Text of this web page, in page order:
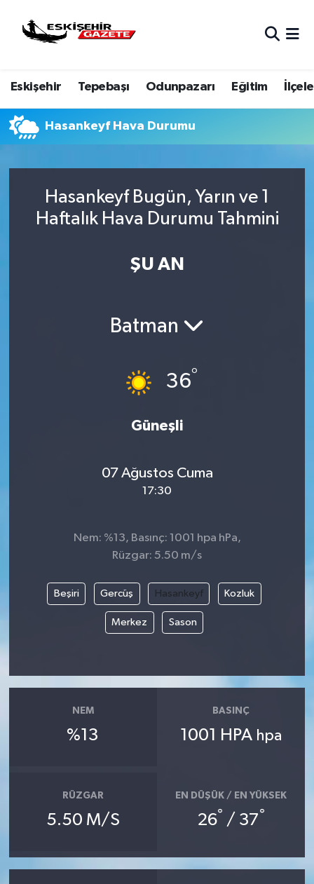
Eskişehir Tepebaşı Odunpazarı Eğitim
Hasankeyf Hava Durumu
Hasankeyf Bugün, Yarın ve 1
Haftalık Hava Durumu Tahmini
ŞU AN
Batman
36°
Güneşli
07 Ağustos Cuma
17:30
Nem: %13, Basınç: 1001 hpa hPa,
Rüzgar: 5.50 m/s
Beşiri Gercüş Hasankeyf Kozluk
Merkez Sason
NEM
%13
BASINÇ
1001 HPA hpa
RÜZGAR
5.50 M/S
EN DÜŞÜK / EN YÜKSEK
26° / 37°
Hava Durumu
Eskişehir Namaz Vakitleri
Süper Lig Puan Durumu ve Fikstür
Son Dakika Haberleri